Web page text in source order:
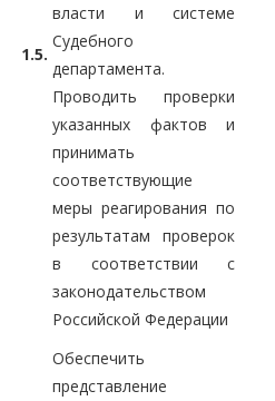
1.5.
власти и системе
Судебного
департамента.
Проводить проверки
указанных фактов и
принимать
соответствующие
меры реагирования по
результатам проверок
в соответствии с
законодательством
Российской Федерации
Обеспечить
представление